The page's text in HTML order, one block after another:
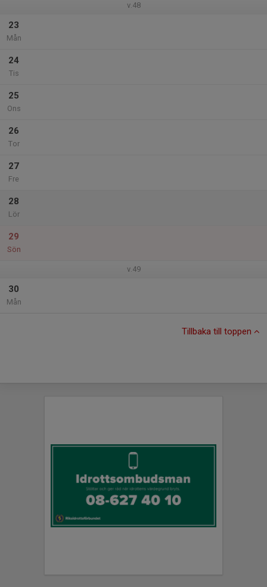
v.48
23
Mån
24
Tis
25
Ons
26
Tor
27
Fre
28
Lör
29
Sön
v.49
30
Mån
Tillbaka till toppen